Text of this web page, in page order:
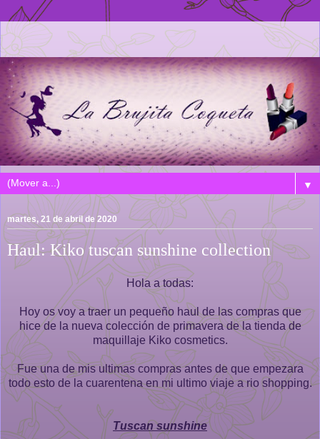
▼
martes, 21 de abril de 2020
Haul: Kiko tuscan sunshine collection
Hola a todas:
Hoy os voy a traer un pequeño haul de las compras que
hice de la nueva colección de primavera de la tienda de
maquillaje Kiko cosmetics.
Fue una de mis ultimas compras antes de que empezara
todo esto de la cuarentena en mi ultimo viaje a rio shopping.
Tuscan sunshine